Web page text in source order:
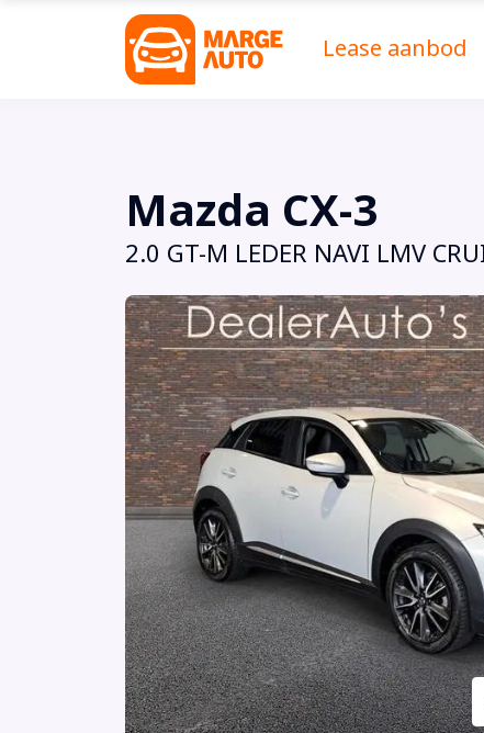
Lease aanbod
Mazda CX-3
2.0 GT-M LEDER NAVI LMV